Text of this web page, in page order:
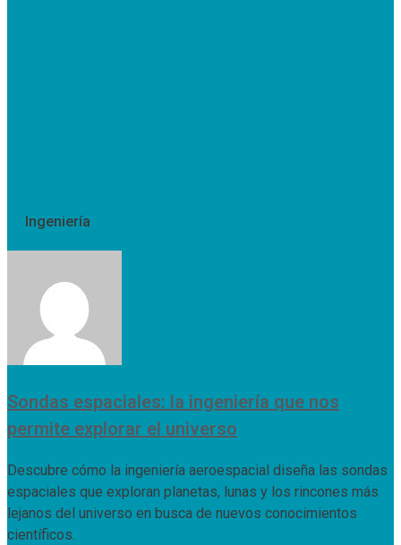
Ingeniería
Sondas espaciales: la ingeniería que nos
permite explorar el universo
Descubre cómo la ingeniería aeroespacial diseña las sondas
espaciales que exploran planetas, lunas y los rincones más
lejanos del universo en busca de nuevos conocimientos
científicos.